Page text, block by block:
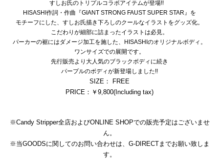
すしお氏のトリプルコラボアイテムが登場!!
HISASHI作詞・作曲『GIANT STRONG FAUST SUPER STAR』を
モチーフにした、すしお氏描き下ろしのクールなイラストをグッズ化。
こだわりが細部に詰まったイラストは必見。
パーカーの裾にはダメージ加工を施した、HISASHIのオリジナルボディ。
ワンサイズでの展開です。
先行販売より大人気のブラックボディに続き
パープルのボディが新登場しました!!
SIZE： FREE
PRICE：￥9,800(Including tax)
※Candy Stripper全店およびONLINE SHOPでの販売予定はございませ
ん。
※当GOODSに関してのお問い合わせは、 G-DIRECTまでお願い致しま
す。